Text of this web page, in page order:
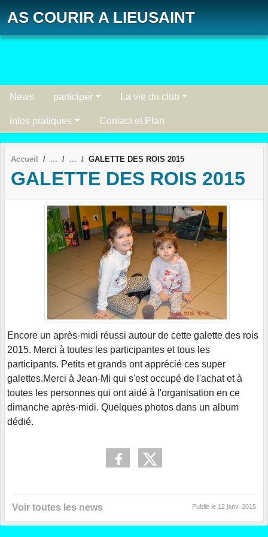
AS COURIR A LIEUSAINT
News participer La vie du club
infos pratiques Contact et Plan
Accueil GALETTE DES ROIS 2015
GALETTE DES ROIS 2015
Encore un après-midi réussi autour de cette galette des rois
2015. Merci à toutes les participantes et tous les
participants. Petits et grands ont apprécié ces super
galettes.Merci à Jean-Mi qui s'est occupé de l'achat et à
toutes les personnes qui ont aidé à l'organisation en ce
dimanche après-midi. Quelques photos dans un album
dédié.
Voir toutes les news Publié le 12 janv. 2015